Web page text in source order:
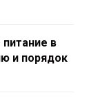
в
и порядок